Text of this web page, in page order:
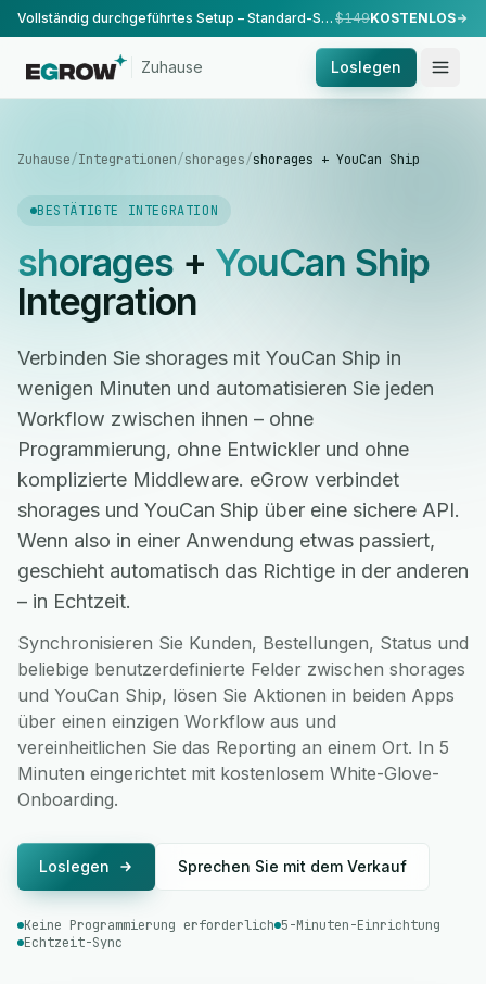
Vollständig durchgeführtes Setup – Standard-Setup, durchgeführt von unserem Team. $149KOSTENLOS
Zuhause Loslegen
Zuhause/Integrationen/shorages/shorages + YouCan Ship
BESTÄTIGTE INTEGRATION
shorages+ YouCan Ship
Integration
Verbinden Sie shorages mit YouCan Ship in
wenigen Minuten und automatisieren Sie jeden
Workflow zwischen ihnen – ohne
Programmierung, ohne Entwickler und ohne
komplizierte Middleware. eGrow verbindet
shorages und YouCan Ship über eine sichere API.
Wenn also in einer Anwendung etwas passiert,
geschieht automatisch das Richtige in der anderen
– in Echtzeit.
Synchronisieren Sie Kunden, Bestellungen, Status und
beliebige benutzerdefinierte Felder zwischen shorages
und YouCan Ship, lösen Sie Aktionen in beiden Apps
über einen einzigen Workflow aus und
vereinheitlichen Sie das Reporting an einem Ort. In 5
Minuten eingerichtet mit kostenlosem White-Glove-
Onboarding.
Loslegen Sprechen Sie mit dem Verkauf
Keine Programmierung erforderlich 5-Minuten-Einrichtung
Echtzeit-Sync